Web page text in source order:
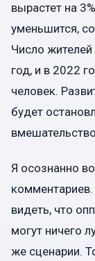
вырастет на
уменьшится,
Число жителей
год, и в 2022
человек.
будет
Я осознанно
видеть, что
могут ничего
же сценарии.